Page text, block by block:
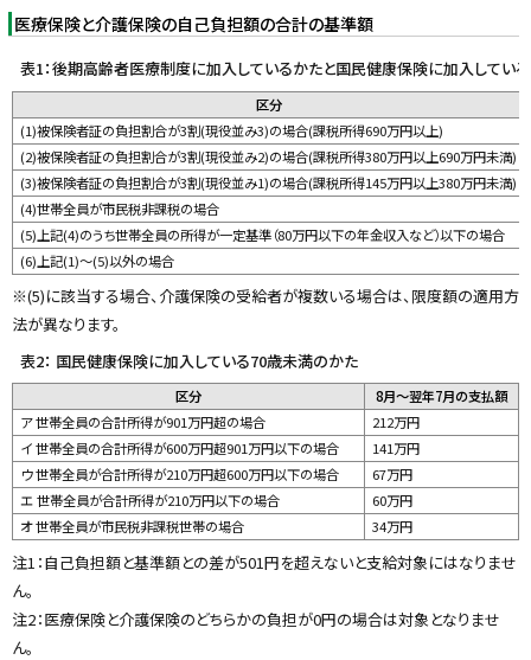
医療保険と介護保険の自己負担額の合計の基準額
表1：後期高齢者医療制度に加入しているかたと国民健康保険に加入してい
区分
(1)被保険者証の負担割合が3割(現役並み3)の場合(課税所得690万円以上)
(2)被保険者証の負担割合が3割(現役並み2)の場合(課税所得380万円以上690万円未満)
(3)被保険者証の負担割合が3割(現役並み1)の場合(課税所得145万円以上380万円未満)
(4)世帯全員が市民税非課税の場合
(5)上記(4)のうち世帯全員の所得が一定基準（80万円以下の年金収入など）以下の場合
(6)上記(1)〜(5)以外の場合
※(5)に該当する場合、介護保険の受給者が複数いる場合は、限度額の適用方
法が異なります。
表2： 国民健康保険に加入している70歳未満のかた
区分
8月〜翌年7月の支払額
ア 世帯全員の合計所得が901万円超の場合
212万円
イ 世帯全員の合計所得が600万円超901万円以下の場合
141万円
ウ 世帯全員が合計所得が210万円超600万円以下の場合
67万円
エ 世帯全員が合計所得が210万円以下の場合
60万円
オ 世帯全員が市民税非課税世帯の場合
34万円
注1：自己負担額と基準額との差が501円を超えないと支給対象にはなりませ
ん。
注2：医療保険と介護保険のどちらかの負担が0円の場合は対象となりませ
ん。